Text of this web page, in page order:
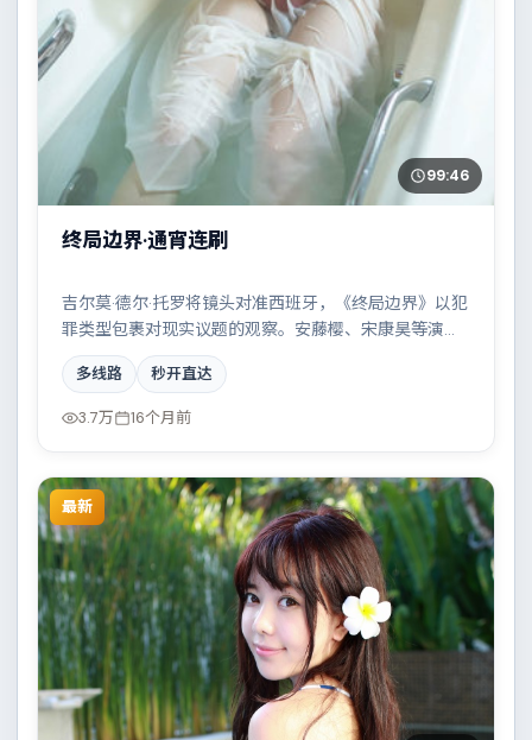
99:46
终局边界·通宵连刷
吉尔莫·德尔·托罗将镜头对准西班牙，《终局边界》以犯
罪类型包裹对现实议题的观察。安藤樱、宋康昊等演员
的表演层次丰富，科技伦理与情感羁绊形成强烈对撞。
全片在类型元素与人文关怀之间取得平衡。
多线路 秒开直达
3.7万 16个月前
最新